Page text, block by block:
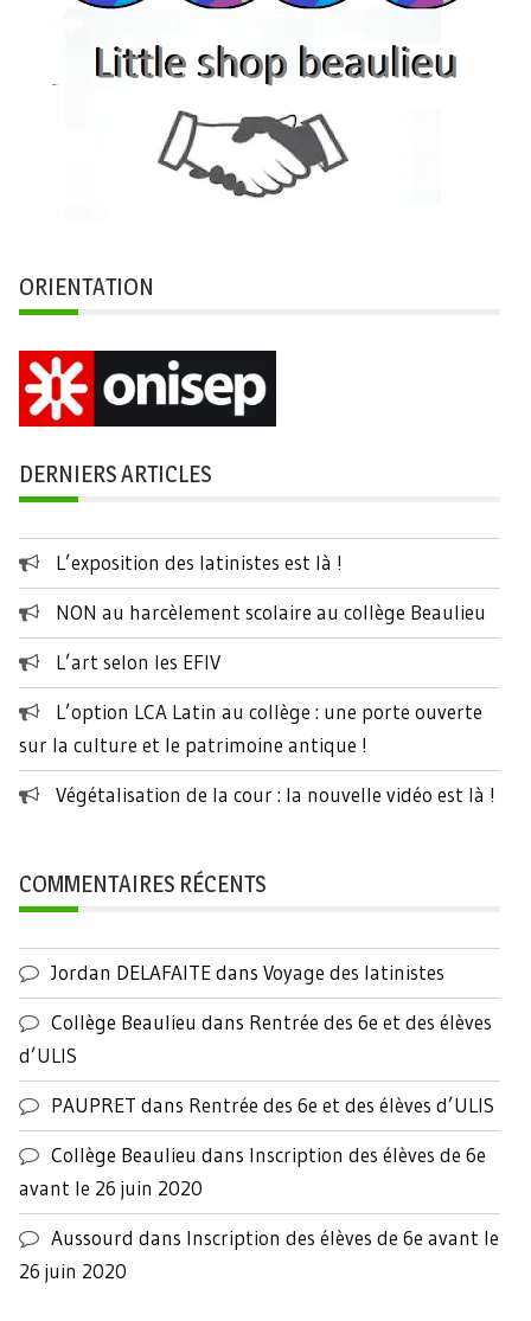
ORIENTATION
DERNIERS ARTICLES
L’exposition des latinistes est là !
NON au harcèlement scolaire au collège Beaulieu
L’art selon les EFIV
L’option LCA Latin au collège : une porte ouverte
sur la culture et le patrimoine antique !
Végétalisation de la cour : la nouvelle vidéo est là !
COMMENTAIRES RÉCENTS
Jordan DELAFAITEdans Voyage des latinistes
Collège Beaulieu dans Rentrée des 6e et des élèves
d’ULIS
PAUPRET dans Rentrée des 6e et des élèves d’ULIS
Collège Beaulieu dans Inscription des élèves de 6e
avant le 26 juin 2020
Aussourd dans Inscription des élèves de 6e avant le
26 juin 2020